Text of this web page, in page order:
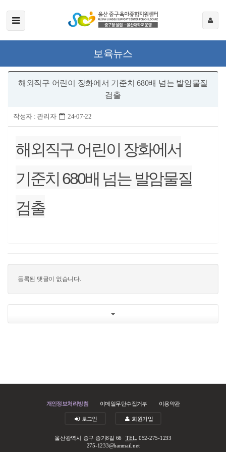
보육뉴스
해외직구 어린이 장화에서 기준치 680배 넘는 발암물질
검출
작성자 : 관리자 24-07-22
해외직구 어린이 장화에서
기준치 680배 넘는 발암물질
검출
등록된 댓글이 없습니다.
개인정보처리방침 이메일무단수집거부 이용약관
로그인 회원가입
울산광역시 중구 종가8길 66TEL. 052-275-1233
275-1233@hanmail.net